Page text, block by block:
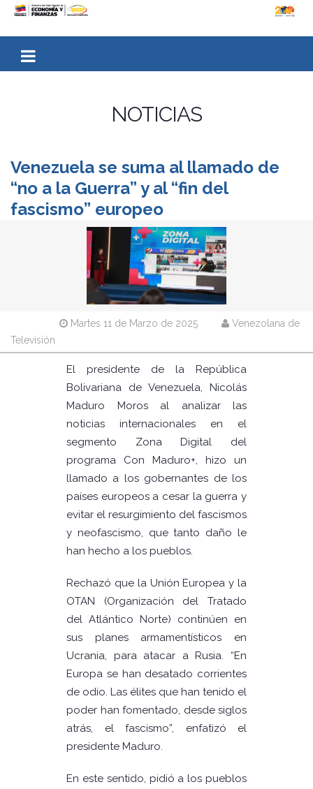
NOTICIAS
Venezuela se suma al llamado de
“no a la Guerra” y al “fin del
fascismo” europeo
Martes 11 de Marzo de 2025
Venezolana de
Televisión
El presidente de la República
Bolivariana de Venezuela, Nicolás
Maduro Moros al analizar las
noticias internacionales en el
segmento Zona Digital del
programa Con Maduro+, hizo un
llamado a los gobernantes de los
países europeos a cesar la guerra y
evitar el resurgimiento del fascismos
y neofascismo, que tanto daño le
han hecho a los pueblos.
Rechazó que la Unión Europea y la
OTAN (Organización del Tratado
del Atlántico Norte) continúen en
sus planes armamentísticos en
Ucrania, para atacar a Rusia. “En
Europa se han desatado corrientes
de odio. Las élites que han tenido el
poder han fomentado, desde siglos
atrás, el fascismo”, enfatizó el
presidente Maduro.
En este sentido, pidió a los pueblos